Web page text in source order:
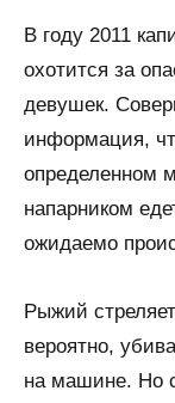
В году 2011
охотится за
девушек.
информация,
определенном
напарником
ожидаемо
Рыжий
вероятно,
на машине. Но